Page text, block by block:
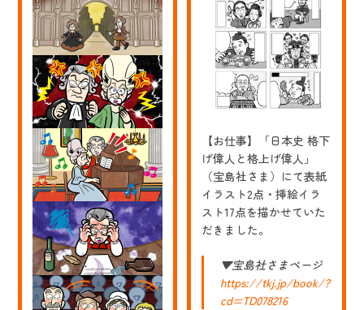
ャ
イ
ア
ン
ト
馬
場
の
イ
ス
ト
フ
ァ
ッ
シ
ョ
ン
デ
ザ
イ
ナ
ー
桂
由
美
の
イ
ラ
ス
ト
【お仕事】「日本史 格下
げ偉人と格上げ偉人」
（宝島社さま）にて表紙
イラスト2点・挿絵イラ
スト17点を描かせていた
だきました。
▼宝島社さまページ
https://tkj.jp/book/?
cd=TD078216